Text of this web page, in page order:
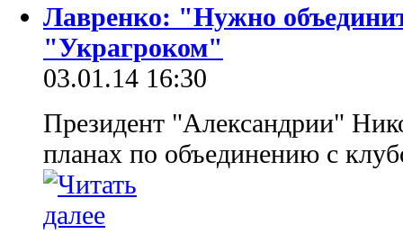
Лавренко: "Нужно
"Украгроком"
03.01.14 16:30
Президент "Александрии"
планах по объединению с